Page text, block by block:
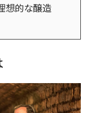
的な醸造